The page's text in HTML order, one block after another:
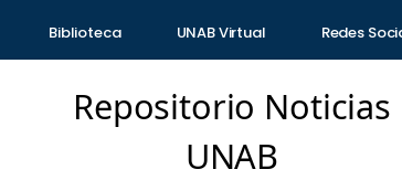
Biblioteca UNAB Virtual Redes
Repositorio Noticias
UNAB